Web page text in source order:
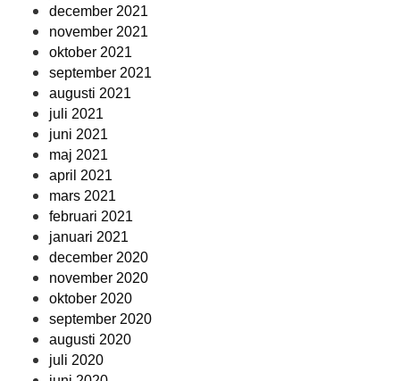
december 2021
november 2021
oktober 2021
september 2021
augusti 2021
juli 2021
juni 2021
maj 2021
april 2021
mars 2021
februari 2021
januari 2021
december 2020
november 2020
oktober 2020
september 2020
augusti 2020
juli 2020